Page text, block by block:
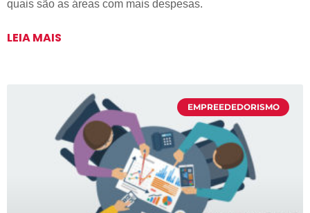
quais são as áreas com mais despesas.
LEIA MAIS
EMPREEDEDORISMO